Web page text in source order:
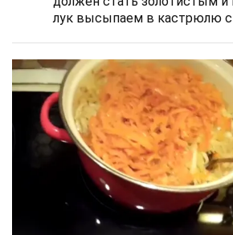
лук высыпаем в кастрюлю с